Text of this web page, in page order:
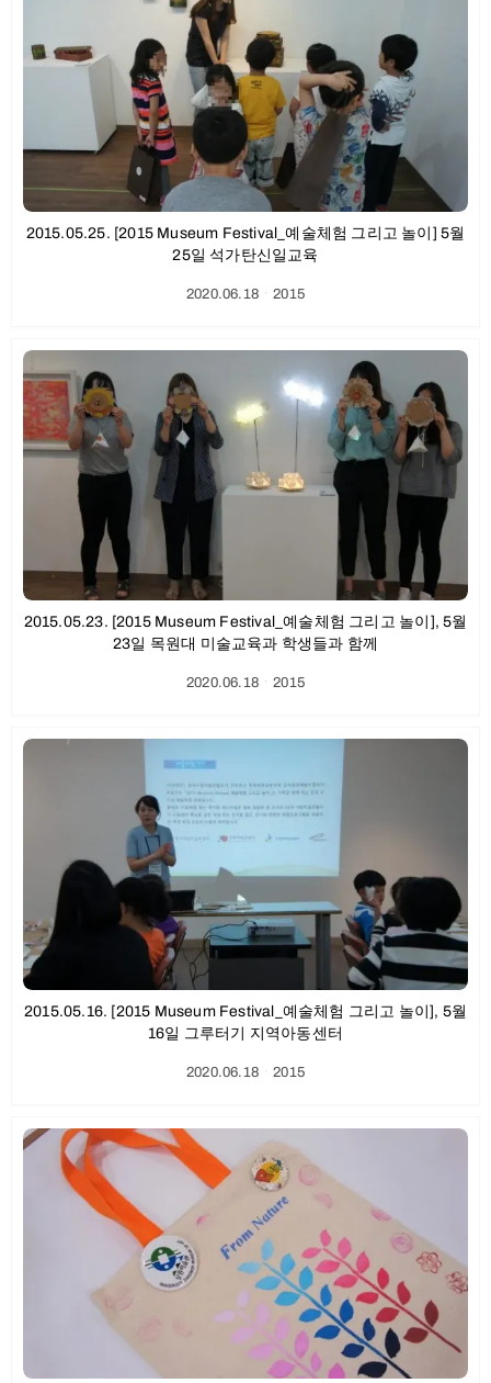
2015.05.25. [2015 Museum Festival_예술체험 그리고 놀이] 5월
25일 석가탄신일교육
2020.06.18ㆍ2015
2015.05.23. [2015 Museum Festival_예술체험 그리고 놀이], 5월
23일 목원대 미술교육과 학생들과 함께
2020.06.18ㆍ2015
2015.05.16. [2015 Museum Festival_예술체험 그리고 놀이], 5월
16일 그루터기 지역아동센터
2020.06.18ㆍ2015